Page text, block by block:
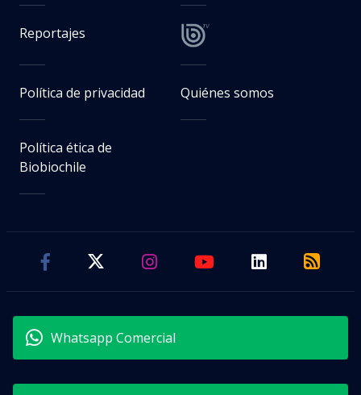
Reportajes
Política de privacidad Quiénes somos
Política ética de
Biobiochile
Whatsapp Comercial